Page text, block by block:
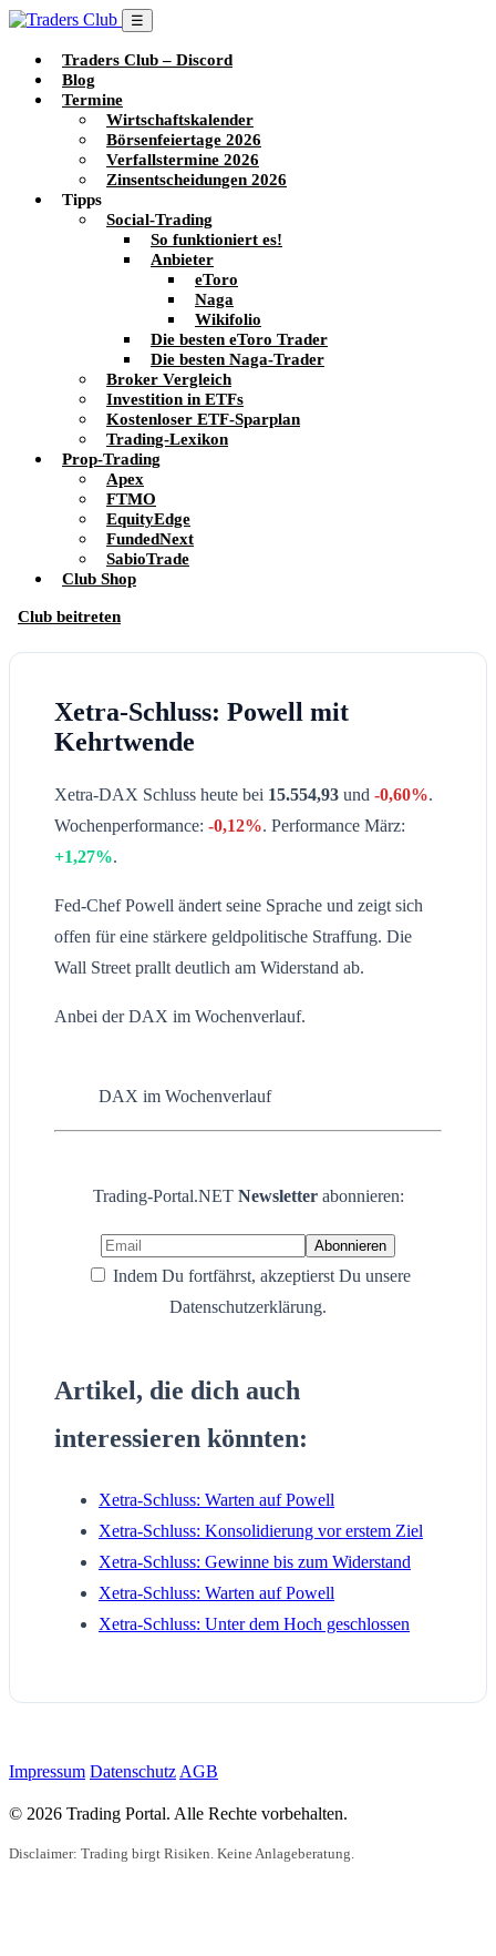
☰
Traders Club – Discord
Blog
Termine
Wirtschaftskalender
Börsenfeiertage 2026
Verfallstermine 2026
Zinsentscheidungen 2026
Tipps
Social-Trading
So funktioniert es!
Anbieter
eToro
Naga
Wikifolio
Die besten eToro Trader
Die besten Naga-Trader
Broker Vergleich
Investition in ETFs
Kostenloser ETF-Sparplan
Trading-Lexikon
Prop-Trading
Apex
FTMO
EquityEdge
FundedNext
SabioTrade
Club Shop
Club beitreten
Xetra-Schluss: Powell mit
Kehrtwende
Xetra-DAX Schluss heute bei 15.554,93 und -0,60%.
Wochenperformance: -0,12%. Performance März:
+1,27%.
Fed-Chef Powell ändert seine Sprache und zeigt sich
offen für eine stärkere geldpolitische Straffung. Die
Wall Street prallt deutlich am Widerstand ab.
Anbei der DAX im Wochenverlauf.
DAX im Wochenverlauf
Trading-Portal.NET Newsletter abonnieren:
Indem Du fortfährst, akzeptierst Du unsere
Datenschutzerklärung.
Artikel, die dich auch
interessieren könnten:
Xetra-Schluss: Warten auf Powell
Xetra-Schluss: Konsolidierung vor erstem Ziel
Xetra-Schluss: Gewinne bis zum Widerstand
Xetra-Schluss: Warten auf Powell
Xetra-Schluss: Unter dem Hoch geschlossen
Impressum Datenschutz AGB
© 2026 Trading Portal. Alle Rechte vorbehalten.
Disclaimer: Trading birgt Risiken. Keine Anlageberatung.